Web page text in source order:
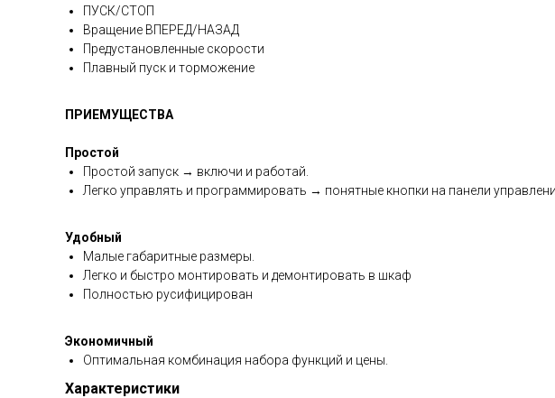
ПУСК/СТОП
Вращение ВПЕРЕД/НАЗАД
Предустановленные скорости
Плавный пуск и торможение
ПРИЕМУЩЕСТВА
Простой
Простой запуск → включи и работай.
Легко управлять и программировать → понятные кнопки на панели
Удобный
Малые габаритные размеры.
Легко и быстро монтировать и демонтировать в шкаф
Полностью русифицирован
Экономичный
Оптимальная комбинация набора функций и цены.
Характеристики